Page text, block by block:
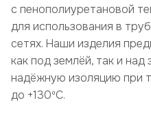
с пенополиуретановой
для использования в
сетях. Наши изделия
как под землёй, так и
надёжную изоляцию при
до +130ºC.